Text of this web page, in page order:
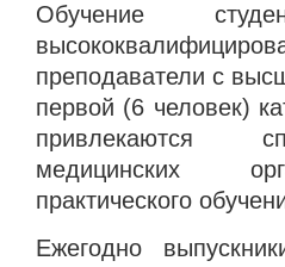
Обучение
преподаватели с
первой (6 человек)
привлекаются
медицинских
практического
Ежегодно